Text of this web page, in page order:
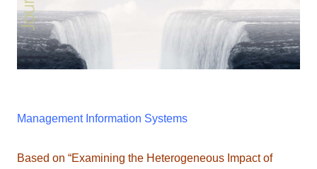
Management Information Systems
Based on “Examining the Heterogeneous Impact of